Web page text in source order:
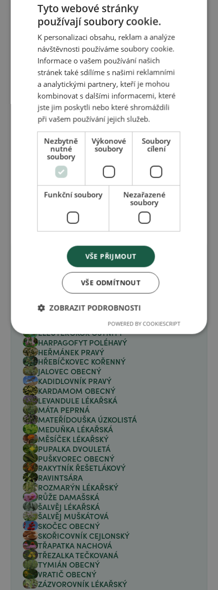
Další suroviny
ALOE VERA
ARNIKA HORSKÁ
BOROVICE LESNÍ
BŘÍZA BĚLOKORÁ
BRUTNÁK LÉKAŘSKÝ
ČAJOVNÍK AUSTRALSKÝ
ELEUTEROKOK OSTNITÝ
HARPAGOFYT POLÉHAVÝ
HEŘMÁNEK PRAVÝ
HŘEBÍČKOVEC KOŘENNÝ
JALOVEC OBECNÝ
KADIDLOVNÍK PRAVÝ
KARDAMOM OBECNÝ
LEVANDULE LÉKAŘSKÁ
MÁTA PEPRNÁ
MATEŘÍDOUŠKA ÚZKOLISTÁ
MEDUŇKA LÉKAŘSKÁ
MĚSÍČEK LÉKAŘSKÝ
PUPALKA DVOULETÁ
PUŠKVOREC OBECNÝ
RAKYTNÍK ŘEŠETLÁKOVÝ
RAVINTSÁRA
ROZMARÝN LÉKAŘSKÝ
RŮŽE DAMAŠSKÁ
ŠALVĚJ LÉKAŘSKÁ
ŠALVĚJ MUŠKÁTOVÁ
SKOČEC OBECNÝ
SKOŘICOVNÍK CEJLONSKÝ
TŘAPATKA NACHOVÁ
TŘEZALKA TEČKOVANÁ
TYMIÁN OBECNÝ
VRATIČ OBECNÝ
ZÁZVOROVNÍK LÉKAŘSKÝ
krémem můžete kopaivu aplikovat na pleť pro její
rozjasnění.
Na štípanec od hmyzu kápněte přímo neředěný
éterický olej, pomůže utlumit bolest, svědění a
Při bolestech hlavy použijte v 1 % koncentraci v
nosném masážním oleji pro jemnou masáž v
oblasti spánků a krční páteře.
Varování:
Ve větších dávkách způsobuje užití pryskyřice
nevolnost, zvracení, horečku a alergickou
reakci.
Tyto webové stránky
používají soubory cookie.
K personalizaci obsahu, reklam a analýze
návštěvnosti používáme soubory cookie.
Informace o vašem používání našich
stránek také sdílíme s našimi reklamními
a analytickými partnery, kteří je mohou
kombinovat s dalšími informacemi, které
jste jim poskytli nebo které shromáždili
při vašem používání jejich služeb.
Nezbytně
nutné
soubory
Výkonové
soubory
Soubory
cílení
Funkční soubory
Nezařazené
soubory
VŠE PŘIJMOUT
VŠE ODMÍTNOUT
ZOBRAZIT PODROBNOSTI
POWERED BY COOKIESCRIPT